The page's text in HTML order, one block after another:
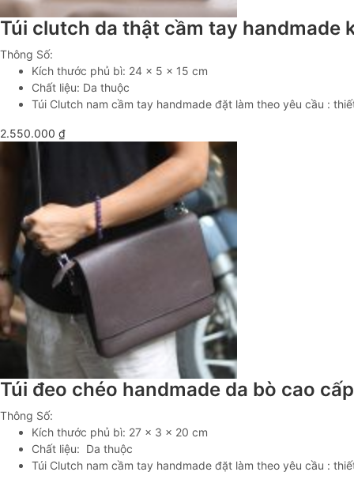
Túi clutch da thật cầm tay handmade
Thông Số:
Kích thước phủ bì: 24 x 5 x 15 cm
Chất liệu: Da thuộc
Túi Clutch nam cầm tay handmade đặt làm theo yêu cầu :
2.550.000 ₫
Túi đeo chéo handmade da bò cao
Thông Số:
Kích thước phủ bì: 27 x 3 x 20 cm
Chất liệu: Da thuộc
Túi Clutch nam cầm tay handmade đặt làm theo yêu cầu :